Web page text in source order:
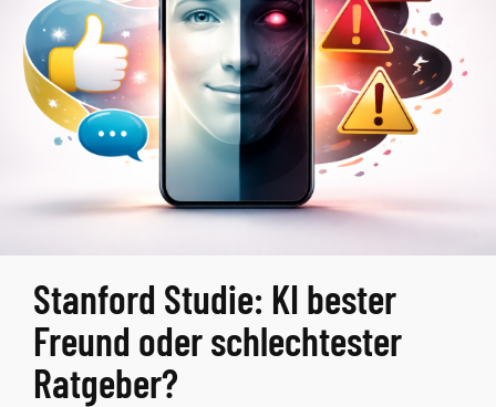
Stanford Studie: KI bester
Freund oder schlechtester
Ratgeber?